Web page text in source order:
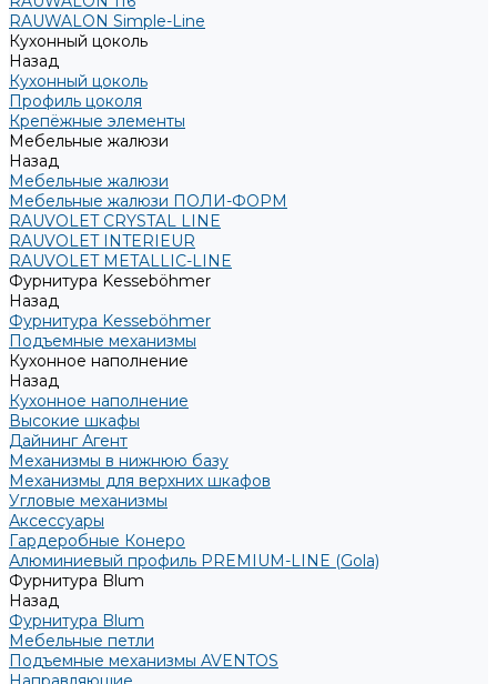
RAUWALON Simple-Line
Кухонный цоколь
Назад
Кухонный цоколь
Профиль цоколя
Крепёжные элементы
Мебельные жалюзи
Назад
Мебельные жалюзи
Мебельные жалюзи ПОЛИ-ФОРМ
RAUVOLET CRYSTAL LINE
RAUVOLET INTERIEUR
RAUVOLET METALLIC-LINE
Фурнитура Kesseböhmer
Назад
Фурнитура Kesseböhmer
Подъемные механизмы
Кухонное наполнение
Назад
Кухонное наполнение
Высокие шкафы
Дайнинг Агент
Механизмы в нижнюю базу
Механизмы для верхних шкафов
Угловые механизмы
Аксессуары
Гардеробные Конеро
Алюминиевый профиль PREMIUM-LINE (Gola)
Фурнитура Blum
Назад
Фурнитура Blum
Мебельные петли
Подъемные механизмы AVENTOS